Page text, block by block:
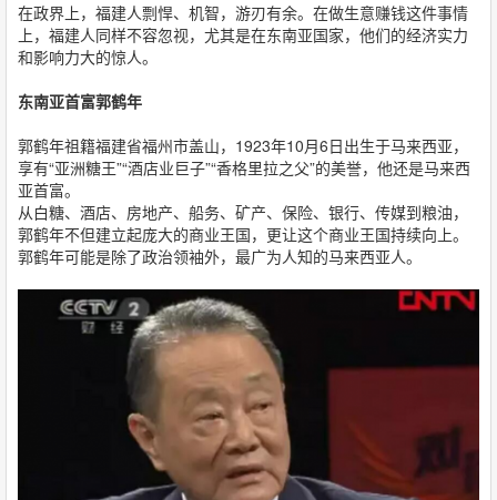
在政界上，福建人剽悍、机智，游刃有余。在做生意赚钱这件事情
上，福建人同样不容忽视，尤其是在东南亚国家，他们的经济实力
和影响力大的惊人。
东南亚首富郭鹤年
郭鹤年祖籍福建省福州市盖山，1923年10月6日出生于马来西亚，
享有“亚洲糖王”“酒店业巨子”“香格里拉之父”的美誉，他还是马来西
亚首富。
从白糖、酒店、房地产、船务、矿产、保险、银行、传媒到粮油，
郭鹤年不但建立起庞大的商业王国，更让这个商业王国持续向上。
郭鹤年可能是除了政治领袖外，最广为人知的马来西亚人。